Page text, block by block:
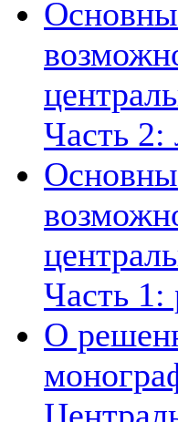
Часть 2:
Часть 1:
О